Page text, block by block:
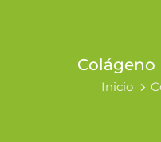
Inicio